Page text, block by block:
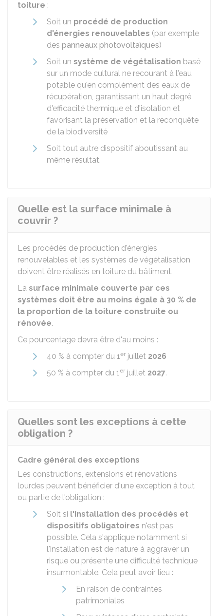
toiture :
Soit un procédé de production
d'énergies renouvelables (par exemple
des panneaux photovoltaïques)
Soit un système de végétalisation basé
sur un mode cultural ne recourant à l'eau
potable qu'en complément des eaux de
récupération, garantissant un haut degré
d'efficacité thermique et d'isolation et
favorisant la préservation et la reconquête
de la biodiversité
Soit tout autre dispositif aboutissant au
même résultat.
Quelle est la surface minimale à
couvrir ?
Les procédés de production d'énergies
renouvelables et les systèmes de végétalisation
doivent être réalisés en toiture du bâtiment.
La surface minimale couverte par ces
systèmes doit être au moins égale à 30 % de
la proportion de la toiture construite ou
rénovée.
Ce pourcentage devra être d'au moins :
40 % à compter du 1er juillet 2026
50 % à compter du 1er juillet 2027.
Quelles sont les exceptions à cette
obligation ?
Cadre général des exceptions
Les constructions, extensions et rénovations
lourdes peuvent bénéficier d'une exception à tout
ou partie de l'obligation :
Soit si l'installation des procédés et
dispositifs obligatoires n'est pas
possible. Cela s'applique notamment si
l'installation est de nature à aggraver un
risque ou présente une difficulté technique
insurmontable. Cela peut avoir lieu :
En raison de contraintes
patrimoniales